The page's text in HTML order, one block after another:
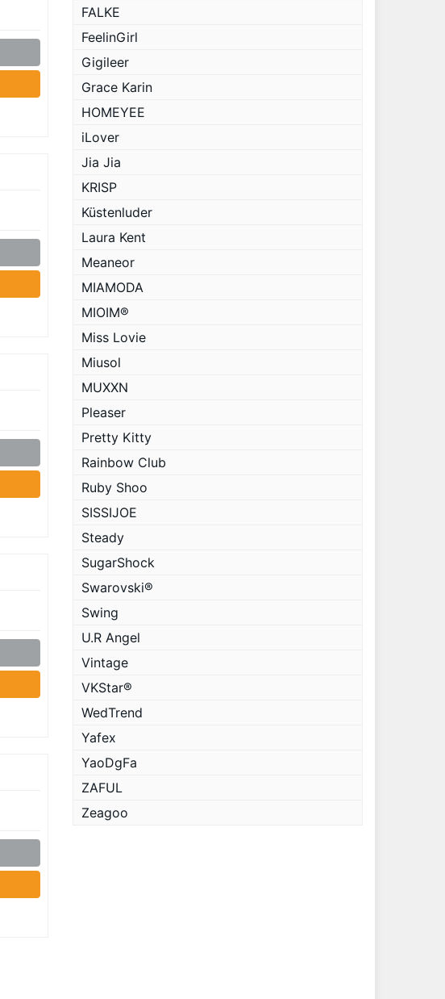
FALKE
FeelinGirl
Gigileer
Grace Karin
HOMEYEE
iLover
Jia Jia
KRISP
Küstenluder
Laura Kent
Meaneor
MIAMODA
MIOIM®
Miss Lovie
Miusol
MUXXN
Pleaser
Pretty Kitty
Rainbow Club
Ruby Shoo
SISSIJOE
Steady
SugarShock
Swarovski®
Swing
U.R Angel
Vintage
VKStar®
WedTrend
Yafex
YaoDgFa
ZAFUL
Zeagoo